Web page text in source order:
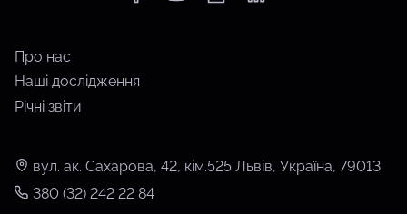
Про нас
Наші дослідження
Річні звіти
вул. ак. Сахарова, 42, кім.525 Львів, Україна, 79013
380 (32) 242 22 84